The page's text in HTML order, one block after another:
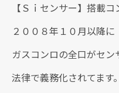
【Ｓｉセンサー】搭載コ
２００８年１０月以降に
ガスコンロの全口がセ
法律で義務化されてます。